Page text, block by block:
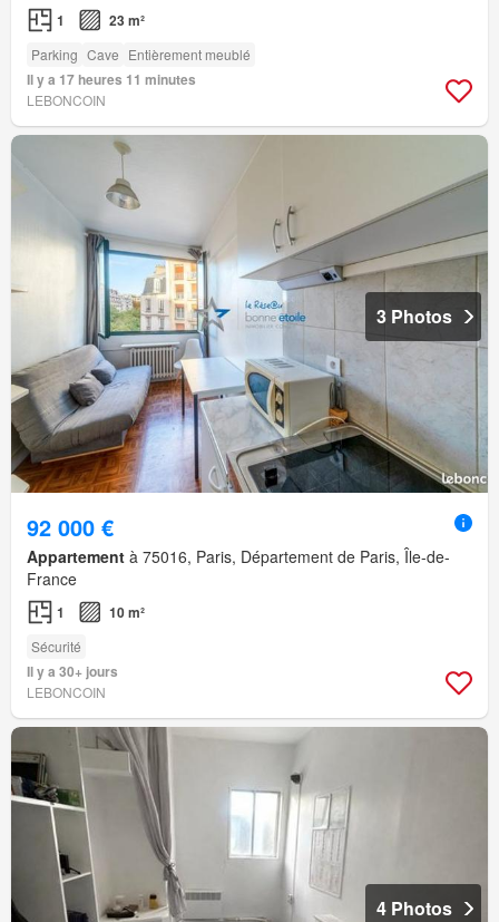
1 23 m²
Parking Cave Entièrement meublé
Il y a 17 heures 11 minutes
LEBONCOIN
3 Photos
92 000 €
Appartement à 75016, Paris, Département de Paris, Île-de-
France
1 10 m²
Sécurité
Il y a 30+ jours
LEBONCOIN
4 Photos